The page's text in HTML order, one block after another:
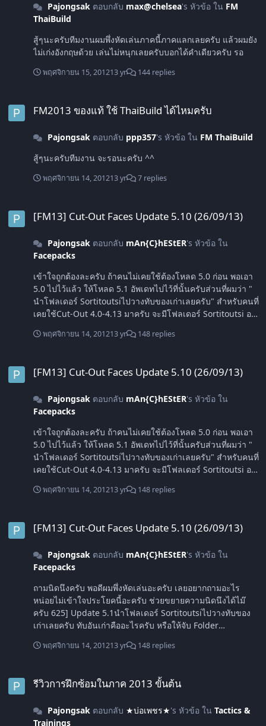
Pajongsakตอบกลับ max@chelsea's หัวข้อ ใน FM
ThaiBuild
สู้ๆนะครับทีมงานผมพึ่งหัดเล่นภาคนี้ภาคแลกเลยครับ แล้วผมยัง
ไม่เก่งอังกฤษด้วย เล่นไม่หนุกเลยครับบอกได้คำเดียวครับ รอ
พฤศจิกายน 15, 201213 yr 144 replies
FM2013 ของแท้ ใช้ ThaiBuild ได้ไหมครับ
Pajongsakตอบกลับ ppp357's หัวข้อ ใน FM ThaiBuild
สู้ๆนะครับทีมงาน จะรอนะครับ ^^
พฤศจิกายน 14, 201213 yr 7 replies
[FM13] Cut-Out Faces Update 5.10 (26/09/13)
Pajongsakตอบกลับ mAn{C}hEStER's หัวข้อ ใน
Facepacks
เข้าใจถูกต้องละครับ ถ้าคนไม่เคยใช้ต้องโหลด 5.0 ก่อน พอเอา
5.0 ไปไว้แล้ว ให้โหลด 5.1 อัพเดทไปไว้ที่นั้นครับส่วนที่ผมว่า "
นำโฟลเดอร์ Sortitoutsiไปวางทับของเก่าเลยครับ" สำหรับคนที่
เคยใช้Cut-Out 4.0-4.13 มาครับ จะมีโฟลเดอร์ Sortitoutsi อยู่
ครับ สอบถามอีกซักนิดนะครับ ผมต้องเปลี่ยนชื่อ Folder เป็น
5.0 ขอบคุณครับ
พฤศจิกายน 14, 201213 yr 148 replies
[FM13] Cut-Out Faces Update 5.10 (26/09/13)
Pajongsakตอบกลับ mAn{C}hEStER's หัวข้อ ใน
Facepacks
เข้าใจถูกต้องละครับ ถ้าคนไม่เคยใช้ต้องโหลด 5.0 ก่อน พอเอา
5.0 ไปไว้แล้ว ให้โหลด 5.1 อัพเดทไปไว้ที่นั้นครับส่วนที่ผมว่า "
นำโฟลเดอร์ Sortitoutsiไปวางทับของเก่าเลยครับ" สำหรับคนที่
เคยใช้Cut-Out 4.0-4.13 มาครับ จะมีโฟลเดอร์ Sortitoutsi อยู่
ครับ สอบถามอีกซักนิดนะครับ ผมต้องเปลี่ยนชื่อ Folder เป็นพฤศจิกายน 14, 201213 yr 148 replies
[FM13] Cut-Out Faces Update 5.10 (26/09/13)
Pajongsakตอบกลับ mAn{C}hEStER's หัวข้อ ใน
Facepacks
ถามนิดนึงครับ พอดีผมพึ่งหัดเล่นอะครับ เลยอยากถามอะไร
หน่อยไม่เข้าใจประโยคนี้อะครับ ช่วยขยายความนิดนึงได้ไม๊
ครับ 625] Update 5.1นำโฟลเดอร์ Sortitoutsiไปวางทับของ
เก่าเลยครับ ทับอันเก่าคืออะไรครับ หรือให้จับ Folder
หรอครับ ช่วยอธิบายนิดนึงนะครับ ขอบคุณครับ
พฤศจิกายน 14, 201213 yr 148 replies
รีวิวการฝึกซ้อมในภาค 2013 ขั้นต้น
Pajongsakตอบกลับ ★บ่อเพชร★'s หัวข้อ ใน Tactics &
Trainings